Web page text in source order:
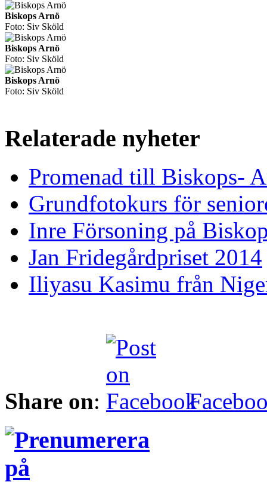
Biskops Arnö
Foto: Siv Sköld
Biskops Arnö
Foto: Siv Sköld
Biskops Arnö
Foto: Siv Sköld
Relaterade nyheter
Promenad till Biskops-
Grundfotokurs för
Inre Försoning på
Jan Fridegårdpriset 2014
Iliyasu Kasimu från
Share on: